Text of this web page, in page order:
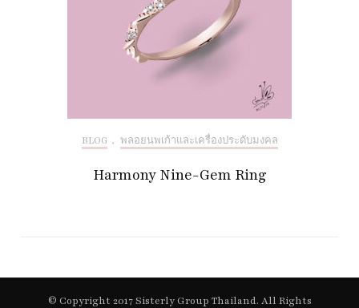
BLOG , พลอยนพเก้าและเครื่องประดับมงคล
Harmony Nine-Gem Ring
© Copyright 2017 Sisterly Group Thailand. All Rights